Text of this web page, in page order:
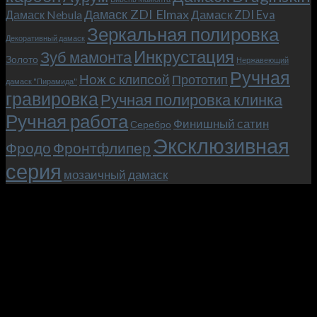
мы
прикоснулись
к
фильма.
Дамаск Nebula Дамаск ZDI Elmax Дамаск ZDI Eva
Декоративный дамаск Зеркальная полировка
Золото Зуб мамонтаИнкрустация Нержавеющий
дамаск "Пирамида" Нож с клипсой Прототип Ручная
гравировка Ручная полировка клинка
Ручная работа Серебро Финишный сатин
Фродо Фронтфлипер Эксклюзивная
серия мозаичный дамаск